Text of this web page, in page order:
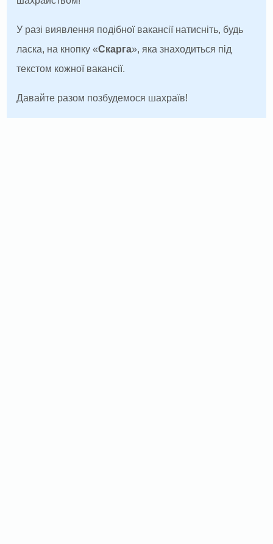
У разі виявлення подібної вакансії натисніть, будь
ласка, на кнопку «Скарга», яка знаходиться під
текстом кожної вакансії.
Давайте разом позбудемося шахраїв!